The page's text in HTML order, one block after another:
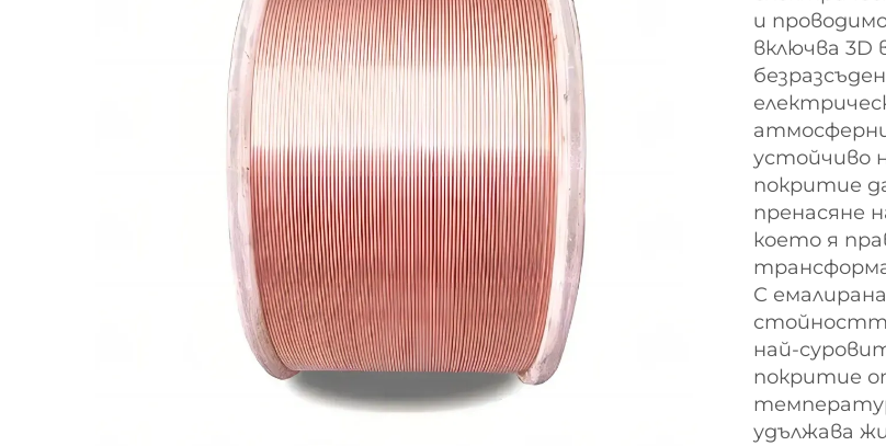
и
включва
устойчиво
покритие
пренасяне
което я
С
най-
покритие
удължава